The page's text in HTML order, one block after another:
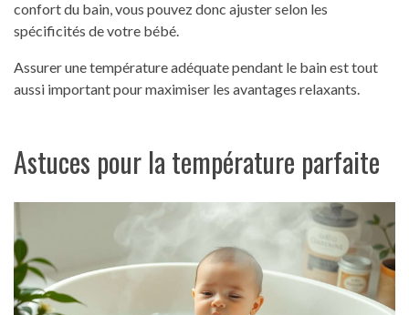
confort du bain, vous pouvez donc ajuster selon les
spécificités de votre bébé.
Assurer une température adéquate pendant le bain est tout
aussi important pour maximiser les avantages relaxants.
Astuces pour la température parfaite